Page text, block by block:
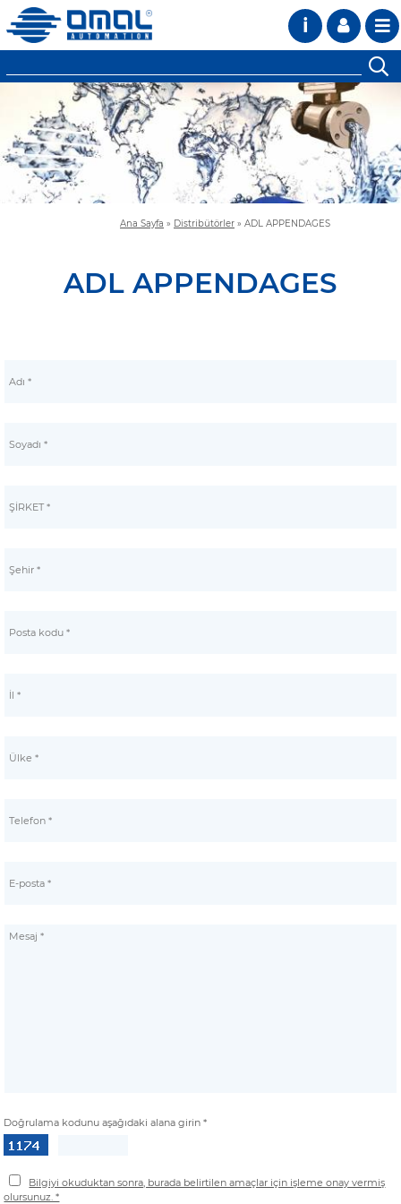
i
Ana Sayfa » Distribütörler » ADL APPENDAGES
ADL APPENDAGES
Doğrulama kodunu aşağıdaki alana girin *
Bilgiyi okuduktan sonra, burada belirtilen amaçlar için işleme onay vermiş
olursunuz. *